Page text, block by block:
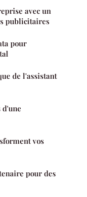
avec un
publicitaires
pour
de l'assistant
d'une
vos
pour des